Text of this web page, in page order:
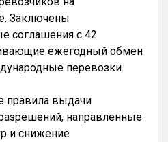
Заключены
соглашения с 42
ежегодный обмен
перевозки.
правила выдачи
направленные
и снижение